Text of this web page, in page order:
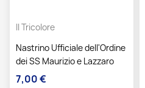
Il Tricolore
Nastrino Ufficiale dell'Ordine
dei SS Maurizio e Lazzaro
Prezzo
7,00 €